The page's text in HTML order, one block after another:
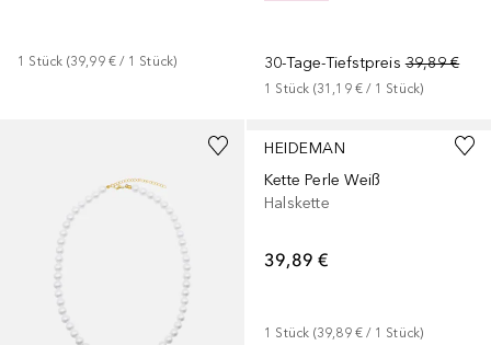
1 Stück (39,99 € / 1 Stück) 30-Tage-Tiefstpreis 39,89 €
1 Stück (31,19 € / 1 Stück)
HEIDEMAN
Kette Perle Weiß
Halskette
39,89 €
1 Stück (39,89 € / 1 Stück)